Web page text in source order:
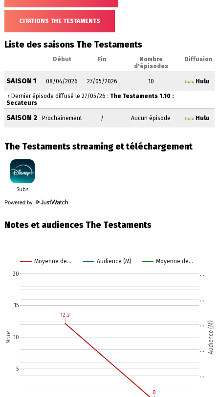
CITATIONS THE TESTAMENTS
Liste des saisons The Testaments
Début Fin
Nombre
d'épisodes
Diffusion
SAISON 1 08/04/2026 27/05/2026 10 Hulu
› Dernier épisode diffusé le 27/05/26 : The Testaments 1.10 :
Secateurs
SAISON 2 Prochainement / Aucun épisode Hulu
The Testaments streaming et téléchargement
Powered by
Notes et audiences The Testaments
Moyenne de… Audience (M) Moyenne de…
5
10
15
20
…
…
…
…
…
12.2
12.2
0
0
Note Audience (M)